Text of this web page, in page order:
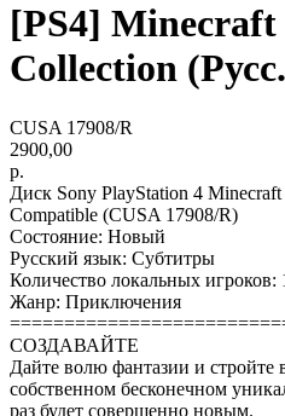
[PS4]
Collection
CUSA 17908/R
2900,00
р.
Диск Sony PlayStation 4
Compatible (CUSA 17908/R)
Состояние: Новый
Русский язык: Субтитры
Количество локальных игроков:
Жанр: Приключения
СОЗДАВАЙТЕ
Дайте волю фантазии и стройте
собственном бесконечном
раз будет совершенно новым.